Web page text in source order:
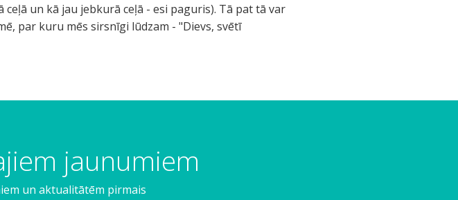
un kā jau jebkurā ceļā - esi paguris). Tā pat tā var
par kuru mēs sirsnīgi lūdzam - "Dievs, svētī
jaunumiem
un aktualitātēm pirmais